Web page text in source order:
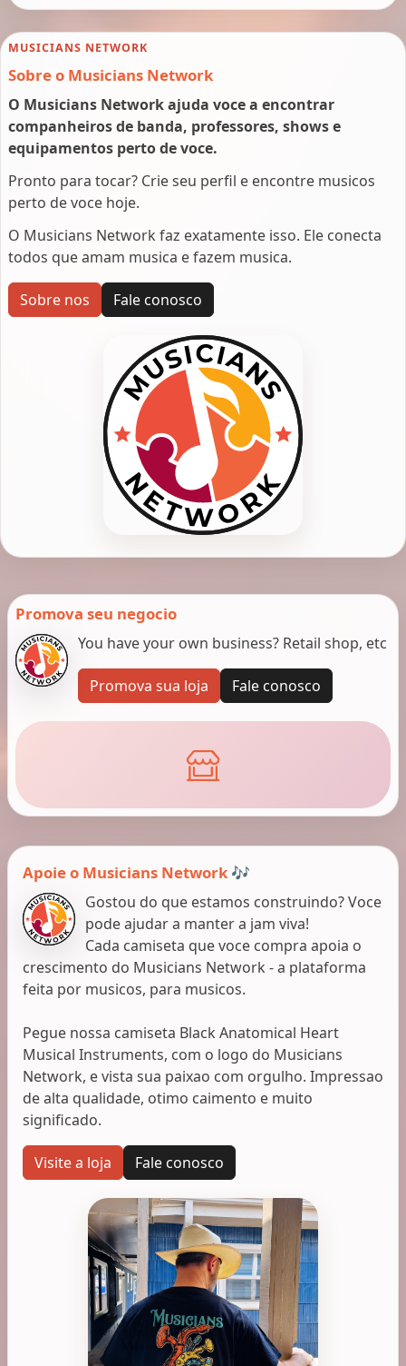
MUSICIANS NETWORK
Sobre o Musicians Network
O Musicians Network ajuda voce a encontrar
companheiros de banda, professores, shows e
equipamentos perto de voce.
Pronto para tocar? Crie seu perfil e encontre musicos
perto de voce hoje.
O Musicians Network faz exatamente isso. Ele conecta
todos que amam musica e fazem musica.
Sobre nos Fale conosco
Promova seu negocio
You have your own business? Retail shop, etc
Promova sua loja Fale conosco
Apoie o Musicians Network 🎶
Gostou do que estamos construindo? Voce
pode ajudar a manter a jam viva!
Cada camiseta que voce compra apoia o
crescimento do Musicians Network - a plataforma
feita por musicos, para musicos.
Pegue nossa camiseta Black Anatomical Heart
Musical Instruments, com o logo do Musicians
Network, e vista sua paixao com orgulho. Impressao
de alta qualidade, otimo caimento e muito
significado.
Visite a loja Fale conosco